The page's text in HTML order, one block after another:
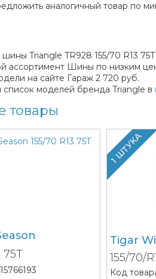
аналогичный товар по
Triangle TR928 155/70 R13
ассортимент Шины по низким
на сайте Гараж 2 720 руб.
моделей бренда Triangle в
товары
75T
15766193
1 ШТУКА
Tigar
155/70/
Код